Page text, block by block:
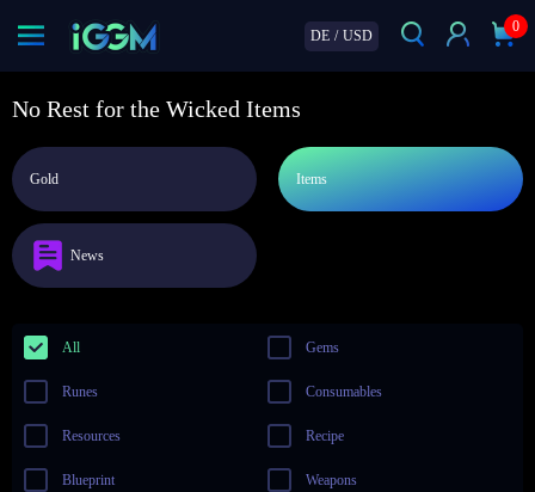
DE / USD
0
No Rest for the Wicked Items
Gold Items
News
All Gems
Runes Consumables
Resources Recipe
Blueprint Weapons